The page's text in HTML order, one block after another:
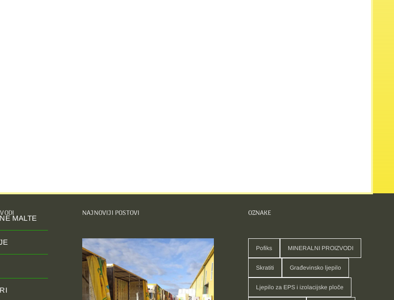
MALTE NAJNOVIJI POSTOVI OZNAKE
Pofiks MINERALNI PROIZVODI
Skratiti Građevinsko ljepilo
Ljepilo za EPS i izolacijske ploče